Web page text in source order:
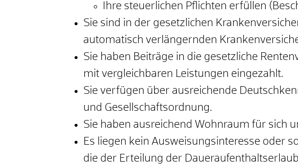
Ihre steuerlichen Pflichten erfüllen
Sie sind in der gesetzlichen
automatisch verlängernden
Sie haben Beiträge in die gesetzliche
mit vergleichbaren Leistungen eingezahlt.
Sie verfügen über ausreichende
und Gesellschaftsordnung.
Sie haben ausreichend Wohnraum für sich
Es liegen kein Ausweisungsinteresse oder
die der Erteilung der